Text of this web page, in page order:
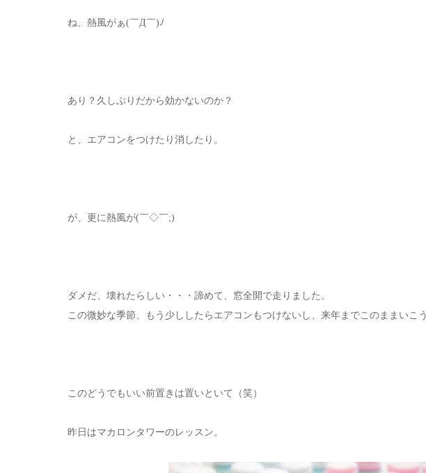
ね、熱風がぁ(￣Д￣)ﾉ
あり？久しぶりだから効かないのか？
と、エアコンをつけたり消したり。
が、更に熱風が(￣◇￣;)
ダメだ、壊れたらしい・・・諦めて、窓全開で走りました。
この微妙な季節、もう少ししたらエアコンもつけないし、来年までこのままいこ
このどうでもいい前置きは置いといて（笑）
昨日はマカロンタワーのレッスン。